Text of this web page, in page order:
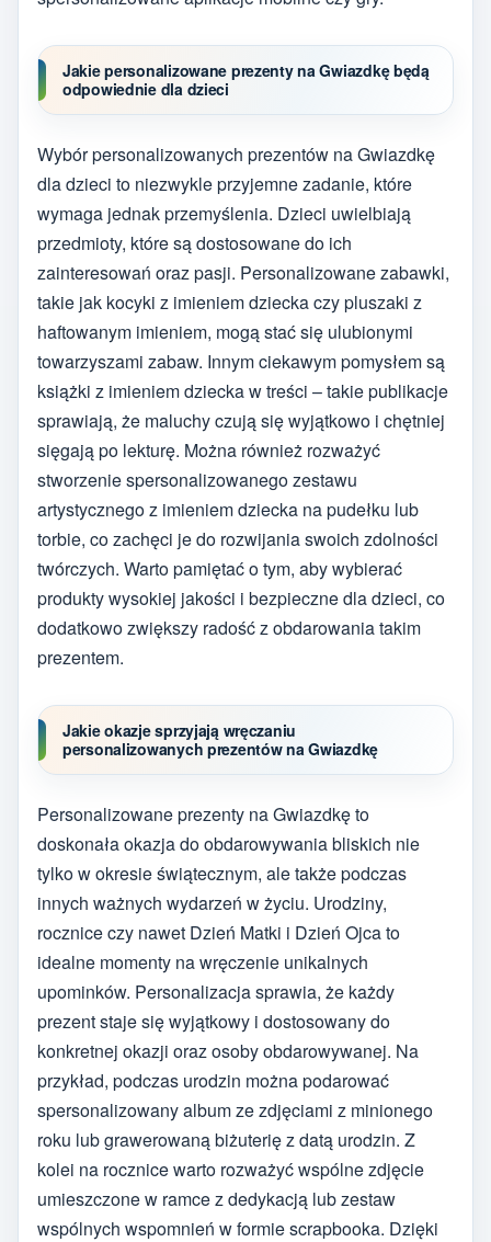
Jakie personalizowane prezenty na Gwiazdkę będą
odpowiednie dla dzieci
Wybór personalizowanych prezentów na Gwiazdkę
dla dzieci to niezwykle przyjemne zadanie, które
wymaga jednak przemyślenia. Dzieci uwielbiają
przedmioty, które są dostosowane do ich
zainteresowań oraz pasji. Personalizowane zabawki,
takie jak kocyki z imieniem dziecka czy pluszaki z
haftowanym imieniem, mogą stać się ulubionymi
towarzyszami zabaw. Innym ciekawym pomysłem są
książki z imieniem dziecka w treści – takie publikacje
sprawiają, że maluchy czują się wyjątkowo i chętniej
sięgają po lekturę. Można również rozważyć
stworzenie spersonalizowanego zestawu
artystycznego z imieniem dziecka na pudełku lub
torbie, co zachęci je do rozwijania swoich zdolności
twórczych. Warto pamiętać o tym, aby wybierać
produkty wysokiej jakości i bezpieczne dla dzieci, co
dodatkowo zwiększy radość z obdarowania takim
prezentem.
Jakie okazje sprzyjają wręczaniu
personalizowanych prezentów na Gwiazdkę
Personalizowane prezenty na Gwiazdkę to
doskonała okazja do obdarowywania bliskich nie
tylko w okresie świątecznym, ale także podczas
innych ważnych wydarzeń w życiu. Urodziny,
rocznice czy nawet Dzień Matki i Dzień Ojca to
idealne momenty na wręczenie unikalnych
upominków. Personalizacja sprawia, że każdy
prezent staje się wyjątkowy i dostosowany do
konkretnej okazji oraz osoby obdarowywanej. Na
przykład, podczas urodzin można podarować
spersonalizowany album ze zdjęciami z minionego
roku lub grawerowaną biżuterię z datą urodzin. Z
kolei na rocznice warto rozważyć wspólne zdjęcie
umieszczone w ramce z dedykacją lub zestaw
wspólnych wspomnień w formie scrapbooka. Dzięki